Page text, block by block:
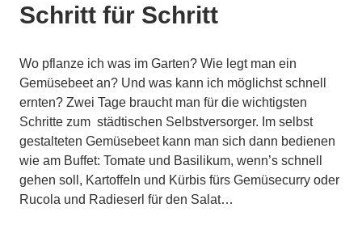
Schritt für Schritt
Wo pflanze ich was im Garten? Wie legt man ein
Gemüsebeet an? Und was kann ich möglichst schnell
ernten? Zwei Tage braucht man für die wichtigsten
Schritte zum städtischen Selbstversorger. Im selbst
gestalteten Gemüsebeet kann man sich dann bedienen
wie am Buffet: Tomate und Basilikum, wenn’s schnell
gehen soll, Kartoffeln und Kürbis fürs Gemüsecurry oder
Rucola und Radieserl für den Salat…